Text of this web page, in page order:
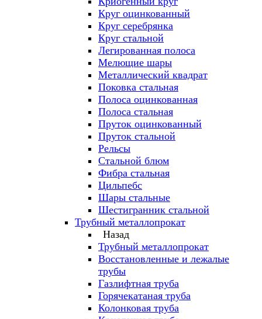
Круг оцинкованный
Круг серебрянка
Круг стальной
Легированная полоса
Мелющие шары
Металлический квадрат
Поковка стальная
Полоса оцинкованная
Полоса стальная
Пруток оцинкованный
Пруток стальной
Рельсы
Стальной блюм
Фибра стальная
Цильпебс
Шары стальные
Шестигранник стальной
Трубный металлопрокат
Назад
Трубный металлопрокат
Восстановленные и лежалые
трубы
Газлифтная труба
Горячекатаная труба
Колонковая труба